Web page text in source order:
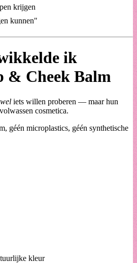
krijgen
kunnen"
ik
Cheek Balm
wel iets willen proberen — maar hun
cosmetica.
géén microplastics, géén synthetische
kleur